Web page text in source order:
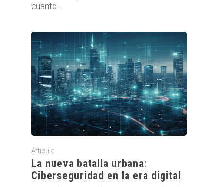
cuanto…
Artículo
La nueva batalla urbana:
Ciberseguridad en la era digital